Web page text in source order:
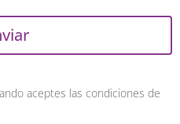
aceptes las condiciones de